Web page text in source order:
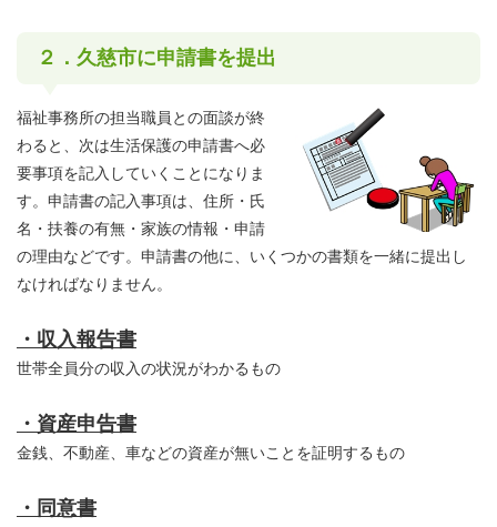
２．久慈市に申請書を提出
福祉事務所の担当職員との面談が終
わると、次は生活保護の申請書へ必
要事項を記入していくことになりま
す。申請書の記入事項は、住所・氏
名・扶養の有無・家族の情報・申請
の理由などです。申請書の他に、いくつかの書類を一緒に提出し
なければなりません。
・収入報告書
世帯全員分の収入の状況がわかるもの
・資産申告書
金銭、不動産、車などの資産が無いことを証明するもの
・同意書